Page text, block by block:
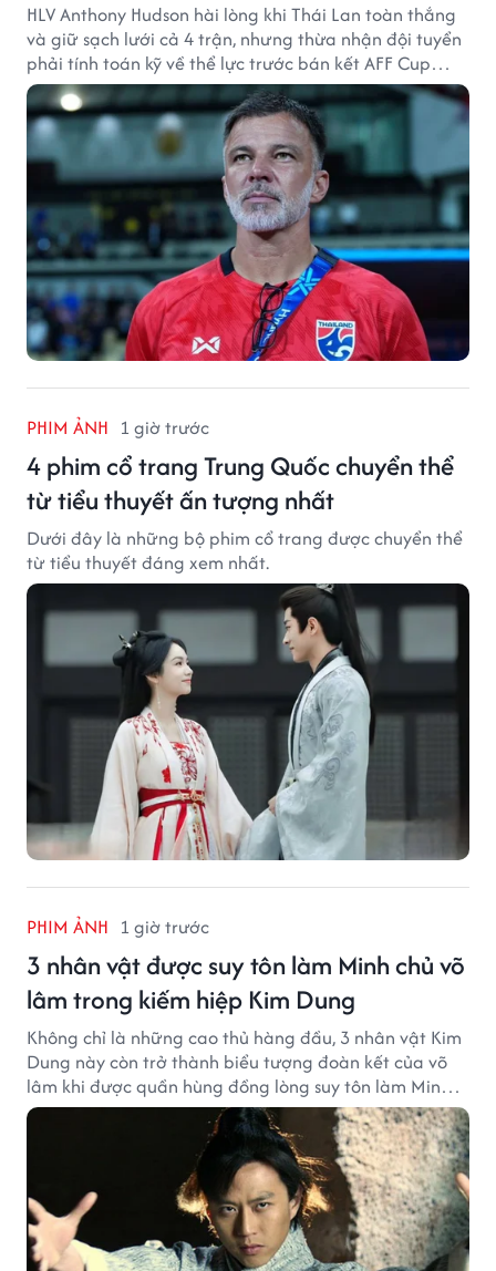
HLV Anthony Hudson hài lòng khi Thái Lan toàn thắng
và giữ sạch lưới cả 4 trận, nhưng thừa nhận đội tuyển
phải tính toán kỹ về thể lực trước bán kết AFF Cup
2026.
PHIM ẢNH 1 giờ trước
4 phim cổ trang Trung Quốc chuyển thể
từ tiểu thuyết ấn tượng nhất
Dưới đây là những bộ phim cổ trang được chuyển thể
từ tiểu thuyết đáng xem nhất.
PHIM ẢNH 1 giờ trước
3 nhân vật được suy tôn làm Minh chủ võ
lâm trong kiếm hiệp Kim Dung
Không chỉ là những cao thủ hàng đầu, 3 nhân vật Kim
Dung này còn trở thành biểu tượng đoàn kết của võ
lâm khi được quần hùng đồng lòng suy tôn làm Minh
chủ.